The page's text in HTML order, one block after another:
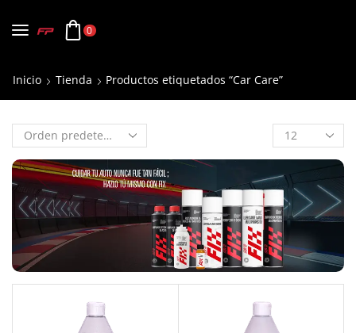
0
Inicio Tienda Productos etiquetados “Car Care”